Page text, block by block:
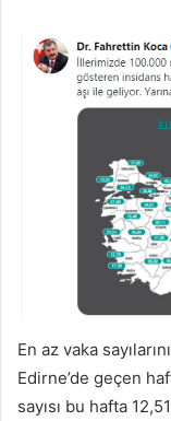
En az vaka
Edirne’de geçen
sayısı bu hafta